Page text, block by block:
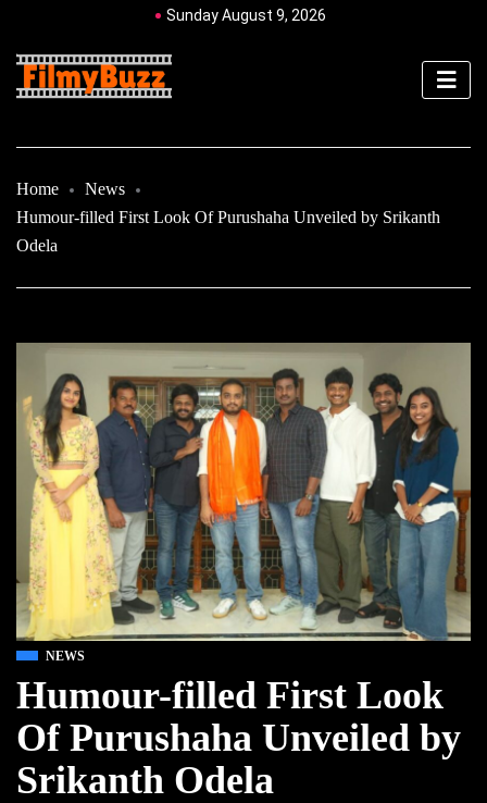
Sunday August 9, 2026
Home
News
Humour-filled First Look Of Purushaha Unveiled by Srikanth
Odela
NEWS
Humour-filled First Look
Of Purushaha Unveiled by
Srikanth Odela